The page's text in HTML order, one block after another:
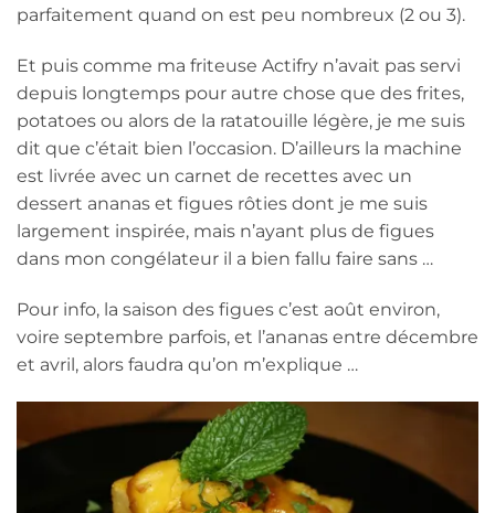
parfaitement quand on est peu nombreux (2 ou 3).
Et puis comme ma friteuse Actifry n’avait pas servi
depuis longtemps pour autre chose que des frites,
potatoes ou alors de la ratatouille légère, je me suis
dit que c’était bien l’occasion. D’ailleurs la machine
est livrée avec un carnet de recettes avec un
dessert ananas et figues rôties dont je me suis
largement inspirée, mais n’ayant plus de figues
dans mon congélateur il a bien fallu faire sans …
Pour info, la saison des figues c’est août environ,
voire septembre parfois, et l’ananas entre décembre
et avril, alors faudra qu’on m’explique …